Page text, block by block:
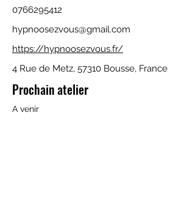
0766295412
hypnoosezvous@gmail.com
https://hypnoosezvous.fr/
4 Rue de Metz, 57310 Bousse, France
Prochain atelier
A venir